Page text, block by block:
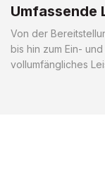
Umfassende
Von der
bis hin zum Ein-
vollumfängliches